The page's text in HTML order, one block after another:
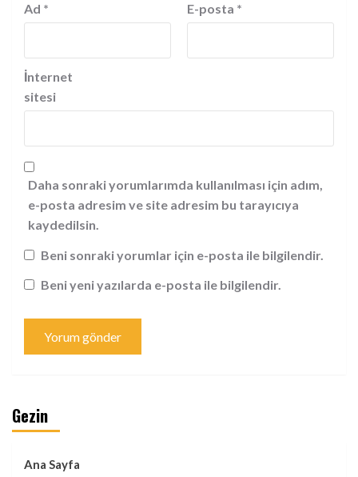
Ad * E-posta *
İnternet
sitesi
Daha sonraki yorumlarımda kullanılması için adım,
e-posta adresim ve site adresim bu tarayıcıya
kaydedilsin.
Beni sonraki yorumlar için e-posta ile bilgilendir.
Beni yeni yazılarda e-posta ile bilgilendir.
Gezin
Ana Sayfa